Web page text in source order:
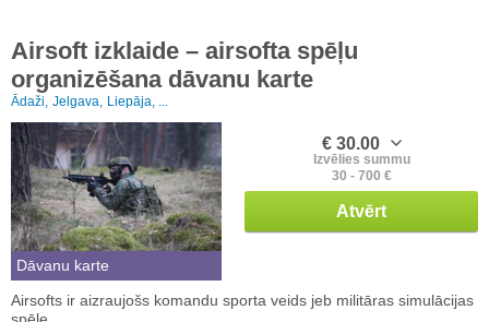
Airsoft izklaide – airsofta spēļu
organizēšana dāvanu karte
Ādaži, Jelgava, Liepāja, ...
Dāvanu karte
€ 30.00
Izvēlies summu
30 - 700 €
Atvērt
Airsofts ir aizraujošs komandu sporta veids jeb militāras simulācijas